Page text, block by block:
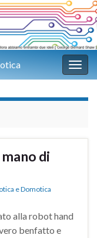
di
e Domotica
alla robot hand
benfatto e